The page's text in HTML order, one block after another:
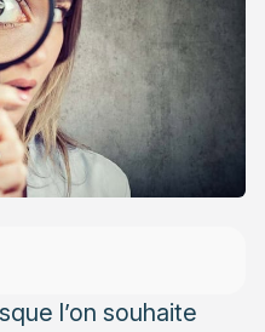
l’on souhaite